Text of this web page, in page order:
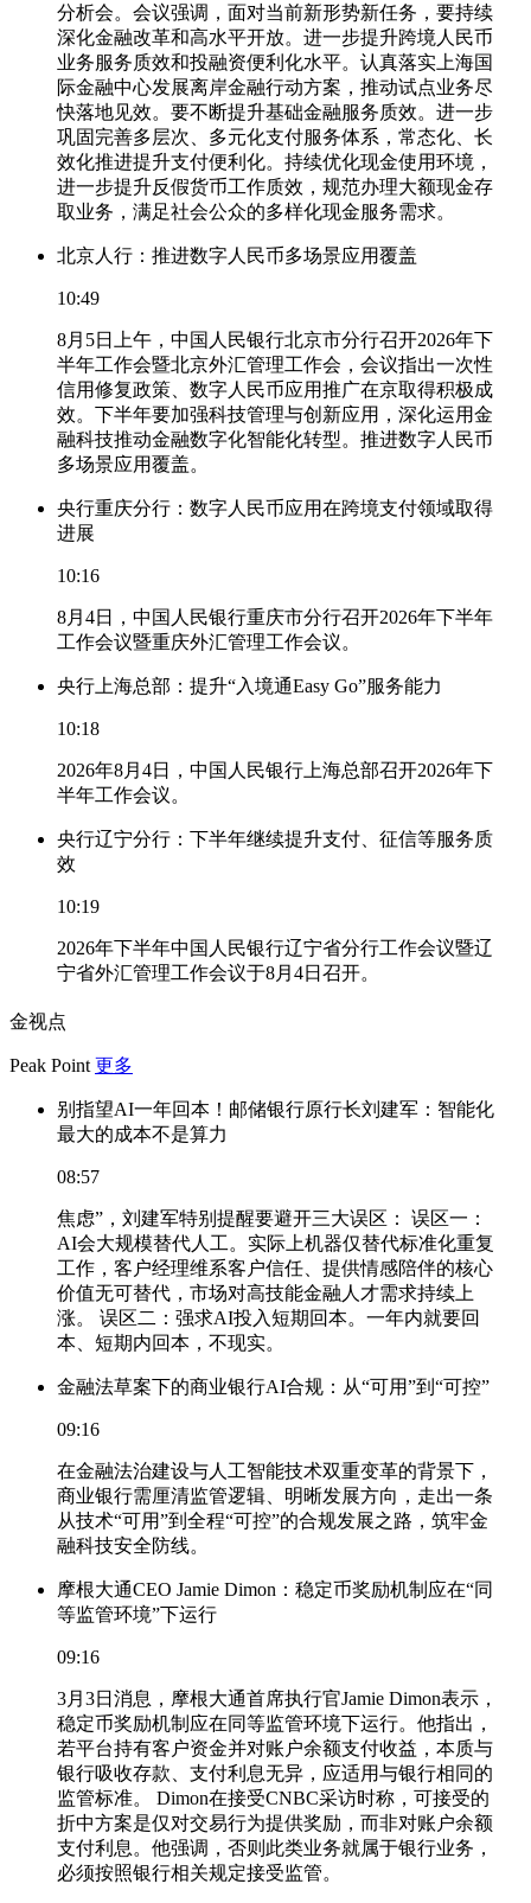
分析会。会议强调，面对当前新形势新任务，要持续
深化金融改革和高水平开放。进一步提升跨境人民币
业务服务质效和投融资便利化水平。认真落实上海国
际金融中心发展离岸金融行动方案，推动试点业务尽
快落地见效。要不断提升基础金融服务质效。进一步
巩固完善多层次、多元化支付服务体系，常态化、长
效化推进提升支付便利化。持续优化现金使用环境，
进一步提升反假货币工作质效，规范办理大额现金存
取业务，满足社会公众的多样化现金服务需求。
北京人行：推进数字人民币多场景应用覆盖
10:49
8月5日上午，中国人民银行北京市分行召开2026年下
半年工作会暨北京外汇管理工作会，会议指出一次性
信用修复政策、数字人民币应用推广在京取得积极成
效。下半年要加强科技管理与创新应用，深化运用金
融科技推动金融数字化智能化转型。推进数字人民币
多场景应用覆盖。
央行重庆分行：数字人民币应用在跨境支付领域取得
进展
10:16
8月4日，中国人民银行重庆市分行召开2026年下半年
工作会议暨重庆外汇管理工作会议。
央行上海总部：提升“入境通Easy Go”服务能力
10:18
2026年8月4日，中国人民银行上海总部召开2026年下
半年工作会议。
央行辽宁分行：下半年继续提升支付、征信等服务质
效
10:19
2026年下半年中国人民银行辽宁省分行工作会议暨辽
宁省外汇管理工作会议于8月4日召开。
金视点
Peak Point 更多
别指望AI一年回本！邮储银行原行长刘建军：智能化
最大的成本不是算力
08:57
焦虑”，刘建军特别提醒要避开三大误区： 误区一：
AI会大规模替代人工。实际上机器仅替代标准化重复
工作，客户经理维系客户信任、提供情感陪伴的核心
价值无可替代，市场对高技能金融人才需求持续上
涨。 误区二：强求AI投入短期回本。一年内就要回
本、短期内回本，不现实。
金融法草案下的商业银行AI合规：从“可用”到“可控”
09:16
在金融法治建设与人工智能技术双重变革的背景下，
商业银行需厘清监管逻辑、明晰发展方向，走出一条
从技术“可用”到全程“可控”的合规发展之路，筑牢金
融科技安全防线。
摩根大通CEO Jamie Dimon：稳定币奖励机制应在“同
等监管环境”下运行
09:16
3月3日消息，摩根大通首席执行官Jamie Dimon表示，
稳定币奖励机制应在同等监管环境下运行。他指出，
若平台持有客户资金并对账户余额支付收益，本质与
银行吸收存款、支付利息无异，应适用与银行相同的
监管标准。 Dimon在接受CNBC采访时称，可接受的
折中方案是仅对交易行为提供奖励，而非对账户余额
支付利息。他强调，否则此类业务就属于银行业务，
必须按照银行相关规定接受监管。